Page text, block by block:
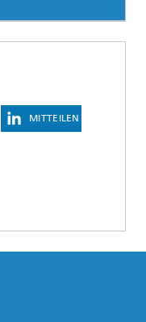
MITTEILEN